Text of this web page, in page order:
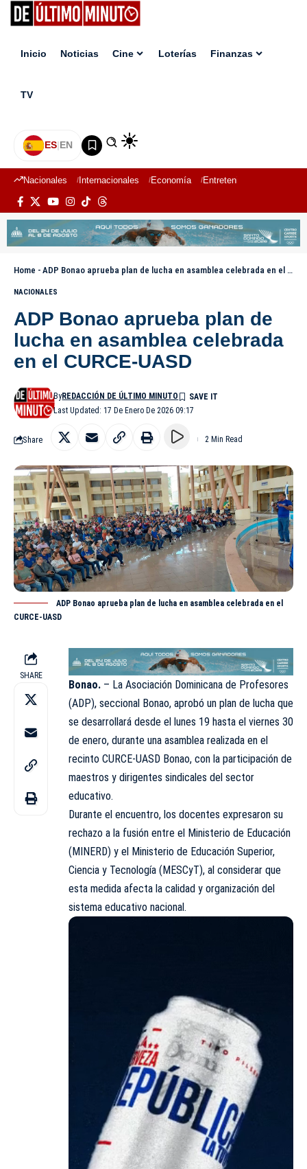
Inicio Noticias Cine Loterías Finanzas
TV
ES|EN
Nacionales Internacionales Economía Entretenimiento
Home - ADP Bonao aprueba plan de lucha en asamblea celebrada en el CURCE-UASD
NACIONALES
ADP Bonao aprueba plan de
lucha en asamblea celebrada
en el CURCE-UASD
Last Updated: 17 De Enero De 2026 09:17
ByREDACCIÓN DE ÚLTIMO MINUTO
Share 2 Min Read
ADP Bonao aprueba plan de lucha en asamblea celebrada en el
CURCE-UASD
SHARE
Bonao. – La Asociación Dominicana de Profesores
(ADP), seccional Bonao, aprobó un plan de lucha que
se desarrollará desde el lunes 19 hasta el viernes 30
de enero, durante una asamblea realizada en el
recinto CURCE-UASD Bonao, con la participación de
maestros y dirigentes sindicales del sector
educativo.
Durante el encuentro, los docentes expresaron su
rechazo a la fusión entre el Ministerio de Educación
(MINERD) y el Ministerio de Educación Superior,
Ciencia y Tecnología (MESCyT), al considerar que
esta medida afecta la calidad y organización del
sistema educativo nacional.